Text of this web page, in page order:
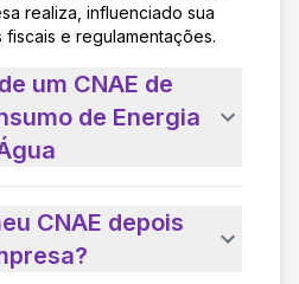
realiza, influenciado sua
e regulamentações.
um CNAE de
de Energia
CNAE depois